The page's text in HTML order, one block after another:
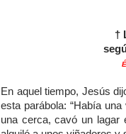
†
En aquel tiempo, Jesús
esta parábola: “Había
una cerca, cavó un lagar